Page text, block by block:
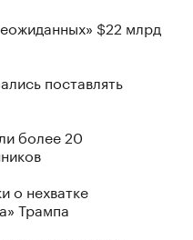
$22 млрд
поставлять
более 20
о нехватке
Трампа